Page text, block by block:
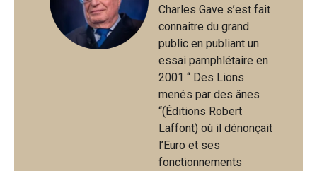
Charles Gave s’est fait
connaitre du grand
public en publiant un
essai pamphlétaire en
2001 “ Des Lions
menés par des ânes
“(Éditions Robert
Laffont) où il dénonçait
l’Euro et ses
fonctionnements